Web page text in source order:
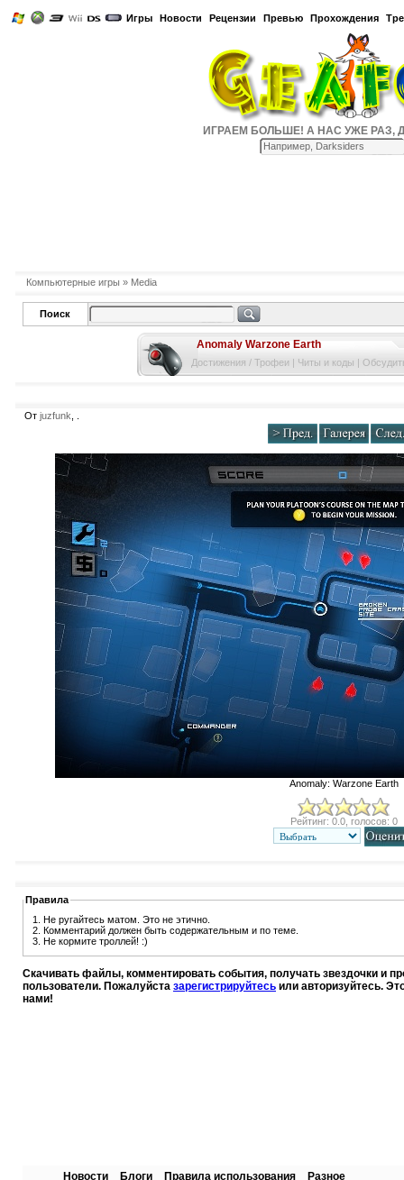
Игры Новости Рецензии Превью Прохождения
ИГРАЕМ БОЛЬШЕ! А НАС УЖЕ РАЗ,
Компьютерные игры » Media
Поиск
Anomaly Warzone Earth
Достижения / Трофеи | Читы и коды |
От juzfunk
Anomaly: Warzone Earth
Рейтинг: 0.0, голосов: 0
Правила
1. Не ругайтесь матом. Это не этично.
2. Комментарий должен быть содержательным и по теме.
3. Не кормите троллей! :)
Скачивать файлы, комментировать события, получать звездочки и
пользователи. Пожалуйста зарегистрируйтесь или авторизуйтесь.
нами!
Новости Блоги Правила использования Разное